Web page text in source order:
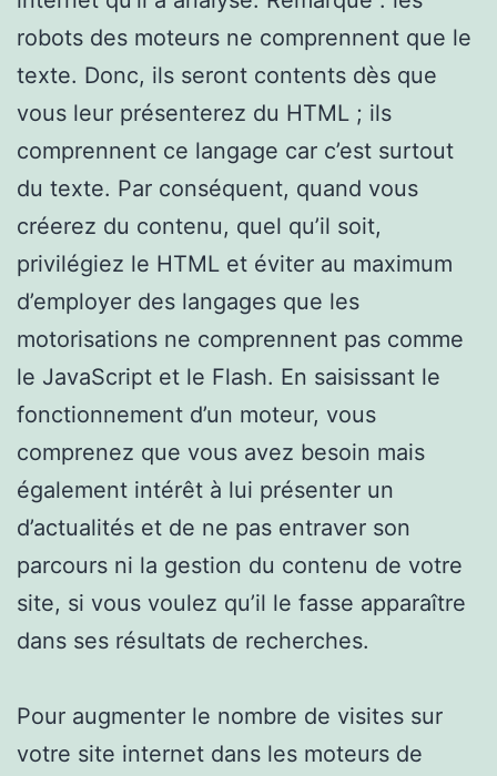
robots des moteurs ne comprennent que le
texte. Donc, ils seront contents dès que
vous leur présenterez du HTML ; ils
comprennent ce langage car c’est surtout
du texte. Par conséquent, quand vous
créerez du contenu, quel qu’il soit,
privilégiez le HTML et éviter au maximum
d’employer des langages que les
motorisations ne comprennent pas comme
le JavaScript et le Flash. En saisissant le
fonctionnement d’un moteur, vous
comprenez que vous avez besoin mais
également intérêt à lui présenter un
d’actualités et de ne pas entraver son
parcours ni la gestion du contenu de votre
site, si vous voulez qu’il le fasse apparaître
dans ses résultats de recherches.
Pour augmenter le nombre de visites sur
votre site internet dans les moteurs de